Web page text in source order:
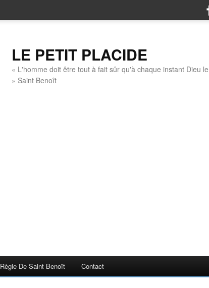
LE PETIT PLACIDE
« L'homme doit être tout à fait sûr qu'à chaque instant Dieu
» Saint Benoît
Règle De Saint Benoît Contact